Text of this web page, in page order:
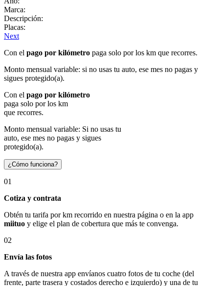
Marca:
Descripción:
Placas:
Next
Con el pago por kilómetro paga solo por los km que recorres.
Monto mensual variable: si no usas tu auto, ese mes no pagas y
sigues protegido(a).
Con el pago por kilómetro
paga solo por los km
que recorres.
Monto mensual variable: Si no usas tu
auto, ese mes no pagas y sigues
protegido(a).
¿Cómo funciona?
01
Cotiza y contrata
Obtén tu tarifa por km recorrido en nuestra página o en la app
miituo y elige el plan de cobertura que más te convenga.
02
Envía las fotos
A través de nuestra app envíanos cuatro fotos de tu coche (del
frente, parte trasera y costados derecho e izquierdo) y una de tu